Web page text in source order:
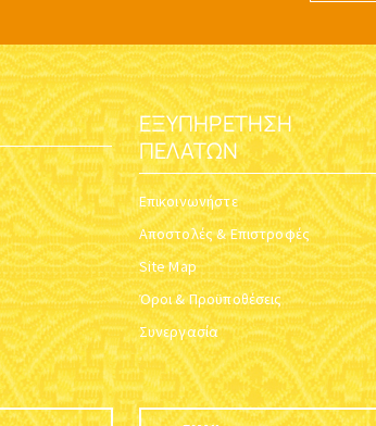
ΕΞΥΠΗΡΈΤΗΣΗ
ΠΕΛΑΤΏΝ
Επικοινωνήστε
Αποστολές & Επιστροφές
Site Map
Όροι & Προϋποθέσεις
Συνεργασία